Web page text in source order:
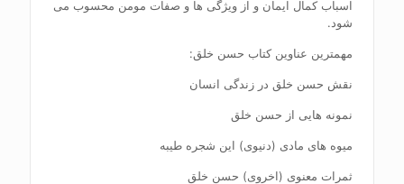
اسباب کمال ایمان و از ویژگی ها و صفات مومن محسوب می
شود.
مهمترین عناوین کتاب حسن خلق:
نقش حسن خلق در زندگی انسان
نمونه هایی از حسن خلق
میوه های مادی (دنیوی) این شجره طیبه
ثمرات معنوی (اخروی) حسن خلق